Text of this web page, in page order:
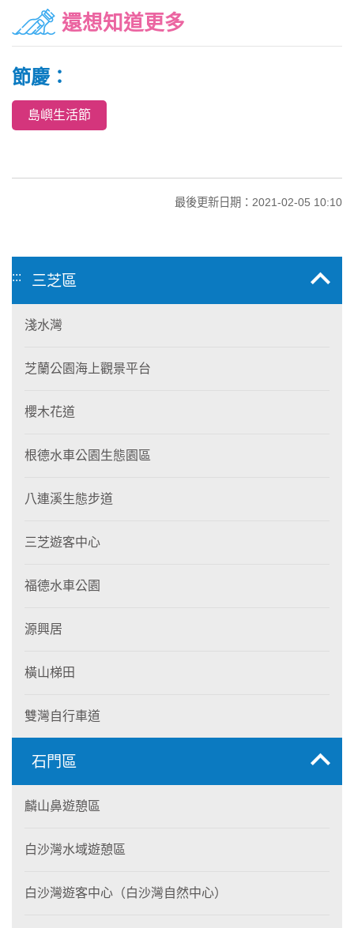
還想知道更多
節慶：
島嶼生活節
最後更新日期：2021-02-05 10:10
::: 三芝區
淺水灣
芝蘭公園海上觀景平台
櫻木花道
根德水車公園生態園區
八連溪生態步道
三芝遊客中心
福德水車公園
源興居
橫山梯田
雙灣自行車道
石門區
麟山鼻遊憩區
白沙灣水域遊憩區
白沙灣遊客中心（白沙灣自然中心）